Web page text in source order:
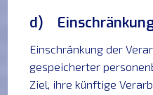
d)
Einschränkung der
gespeicherter
Ziel, ihre künftige